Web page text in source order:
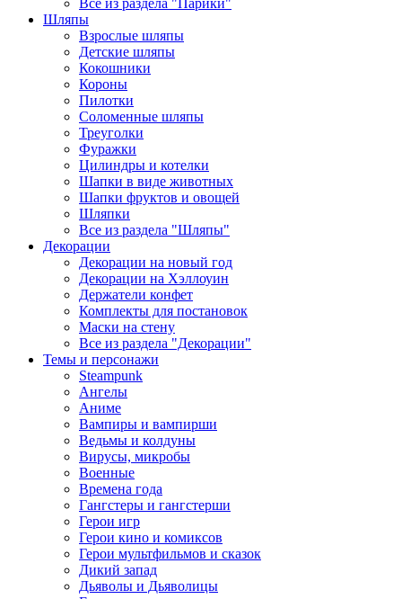
Все из раздела "Парики"
Шляпы
Взрослые шляпы
Детские шляпы
Кокошники
Короны
Пилотки
Соломенные шляпы
Треуголки
Фуражки
Цилиндры и котелки
Шапки в виде животных
Шапки фруктов и овощей
Шляпки
Все из раздела "Шляпы"
Декорации
Декорации на новый год
Декорации на Хэллоуин
Держатели конфет
Комплекты для постановок
Маски на стену
Все из раздела "Декорации"
Темы и персонажи
Steampunk
Ангелы
Аниме
Вампиры и вампирши
Ведьмы и колдуны
Вирусы, микробы
Военные
Времена года
Гангстеры и гангстерши
Герои игр
Герои кино и комиксов
Герои мультфильмов и сказок
Дикий запад
Дьяволы и Дьяволицы